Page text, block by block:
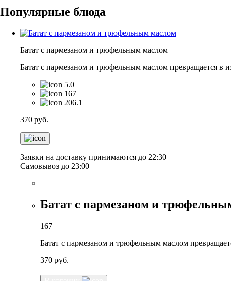
Популярные блюда
Батат с пармезаном и трюфельным маслом
Батат с пармезаном и трюфельным маслом превращается в
5.0
167
206.1
370 руб.
Заявки на доставку принимаются до 22:30
Самовывоз до 23:00
Батат с пармезаном и
167
Батат с пармезаном и трюфельным маслом
370 руб.